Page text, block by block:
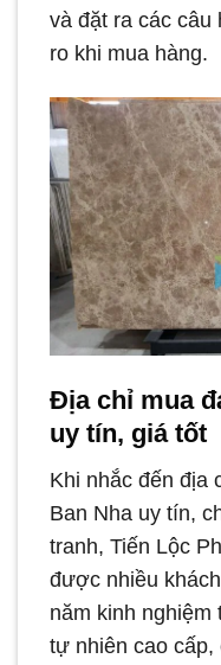
và đặt ra các câu
ro khi mua hàng.
Địa chỉ mua
uy tín, giá tốt
Khi nhắc đến địa
Ban Nha uy tín,
tranh, Tiến Lộc
được nhiều
năm kinh nghiệm
tự nhiên cao cấp,